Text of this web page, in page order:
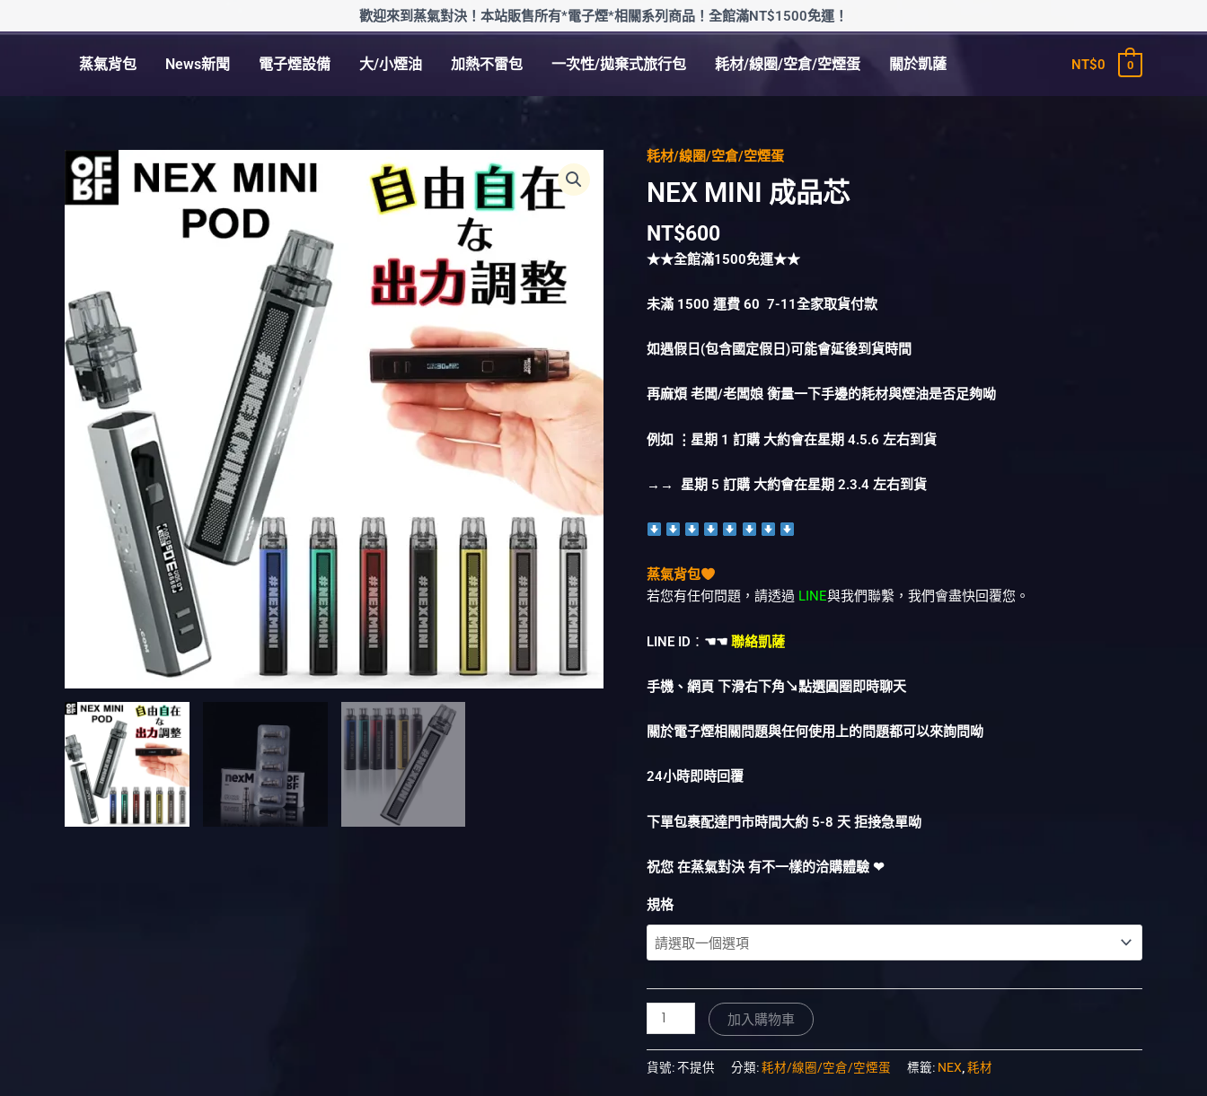
至
歡迎來到蒸氣對決！本站販售所有*電子煙*相關系列商品！全館滿NT$1500免運！
蒸氣背包 News新聞 電子煙設備 大/小煙油 加熱不雷包 一次性/拋棄式旅行包 耗材/線圈/空倉/空煙蛋 關於凱薩 NT$0 0
耗材/線圈/空倉/空煙蛋
NEX MINI 成品芯
NT$600
★★全館滿1500免運★★
未滿 1500 運費 60 7-11全家取貨付款
如遇假日(包含國定假日)可能會延後到貨時間
再麻煩 老闆/老闆娘 衡量一下手邊的耗材與煙油是否足夠呦
例如 ⋮星期 1 訂購 大約會在星期 4.5.6 左右到貨
→→ 星期 5 訂購 大約會在星期 2.3.4 左右到貨
蒸氣背包
若您有任何問題，請透過 LINE與我們聯繫，我們會盡快回覆您。
LINE ID ： ☚☚ 聯絡凱薩
手機、網頁 下滑右下角↘︎點選圓圈即時聊天
關於電子煙相關問題與任何使用上的問題都可以來詢問呦
24小時即時回覆
下單包裹配達門市時間大約 5-8 天 拒接急單呦
祝您 在蒸氣對決 有不一樣的洽購體驗 ❤︎
規格
NEX
MINI
成
品
芯
數
加入購物車
貨號:不提供 分類:耗材/線圈/空倉/空煙蛋 標籤: NEX 耗材